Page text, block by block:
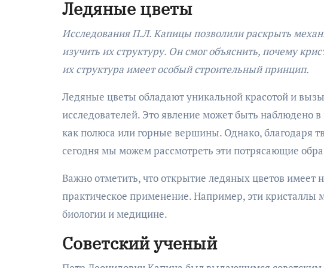
Ледяные цветы
Исследования П.Л. Капицы позволили раскрыть
изучить их структуру. Он смог объяснить, почему
их структура имеет особый строительный принцип.
Ледяные цветы обладают уникальной красотой и
исследователей. Это явление может быть наблюдено
как полюса или горные вершины. Однако, благодаря
сегодня мы можем рассмотреть эти потрясающие
Важно отметить, что открытие ледяных цветов имеет
практическое применение. Например, эти кристаллы
биологии и медицине.
Советский ученый